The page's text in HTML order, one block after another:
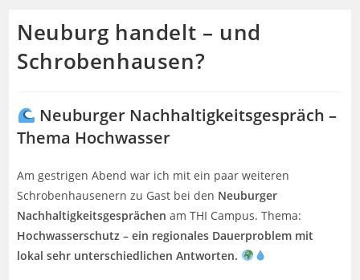
Neuburg handelt – und
Schrobenhausen?
Neuburger Nachhaltigkeitsgespräch –
Thema Hochwasser
Am gestrigen Abend war ich mit ein paar weiteren
Schrobenhausenern zu Gast bei den Neuburger
Nachhaltigkeitsgesprächen am THI Campus. Thema:
Hochwasserschutz – ein regionales Dauerproblem mit
lokal sehr unterschiedlichen Antworten.